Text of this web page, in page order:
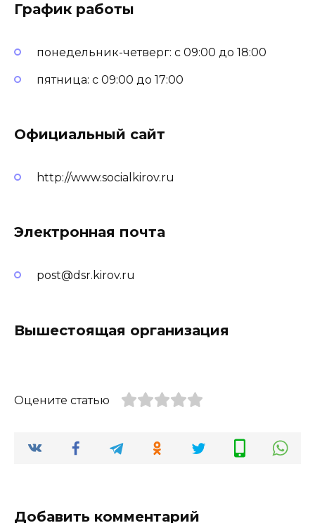
График работы
понедельник-четверг: с 09:00 до 18:00
пятница: с 09:00 до 17:00
Официальный сайт
http://www.socialkirov.ru
Электронная почта
post@dsr.kirov.ru
Вышестоящая организация
Оцените статью
Добавить комментарий